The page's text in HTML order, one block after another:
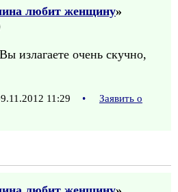
любит женщину»
излагаете очень скучно,
11:29 •
Заявить о